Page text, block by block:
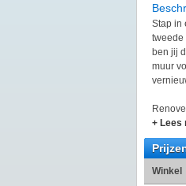
Stap in
tweede
ben jij
muur
+ Lees
Winkel